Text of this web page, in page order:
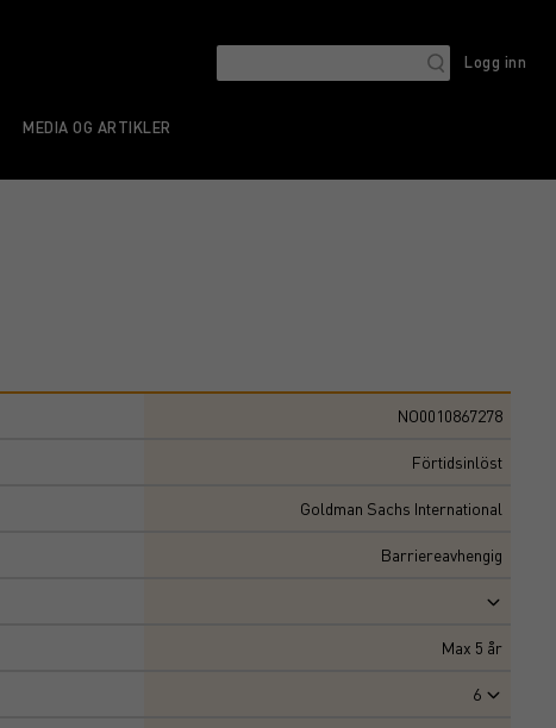
Logg inn
MEDIA OG ARTIKLER
NO0010867278
Förtidsinlöst
Goldman Sachs International
Barriereavhengig
Max 5 år
6